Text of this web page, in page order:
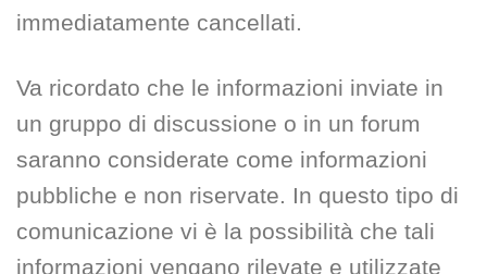
immediatamente cancellati.
Va ricordato che le informazioni inviate in
un gruppo di discussione o in un forum
saranno considerate come informazioni
pubbliche e non riservate. In questo tipo di
comunicazione vi è la possibilità che tali
informazioni vengano rilevate e utilizzate